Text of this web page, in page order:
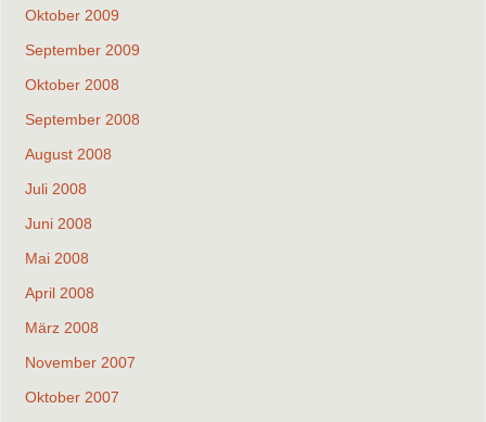
Oktober 2009
September 2009
Oktober 2008
September 2008
August 2008
Juli 2008
Juni 2008
Mai 2008
April 2008
März 2008
November 2007
Oktober 2007